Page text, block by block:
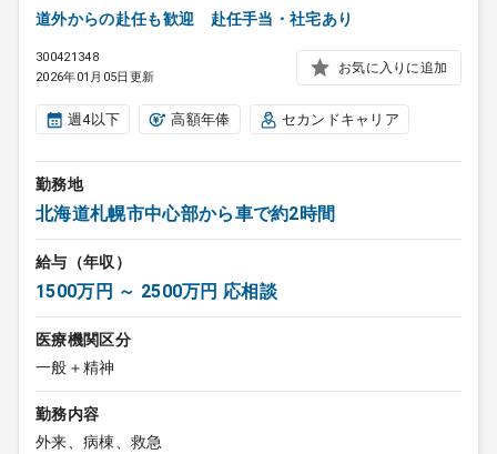
道外からの赴任も歓迎 赴任手当・社宅あり
300421348
2026年01月05日更新
お気に入りに追加
週4以下 高額年俸 セカンドキャリア
勤務地
北海道札幌市中心部から車で約2時間
給与（年収）
1500万円 ～ 2500万円 応相談
医療機関区分
一般＋精神
勤務内容
外来、病棟、救急